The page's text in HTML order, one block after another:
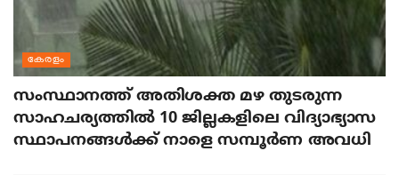
കേരളം
സംസ്ഥാനത്ത് അതിശക്ത മഴ തുടരുന്ന
സാഹചര്യത്തിൽ 10 ജില്ലകളിലെ വിദ്യാഭ്യാസ
സ്ഥാപനങ്ങൾക്ക് നാളെ സമ്പൂർണ അവധി